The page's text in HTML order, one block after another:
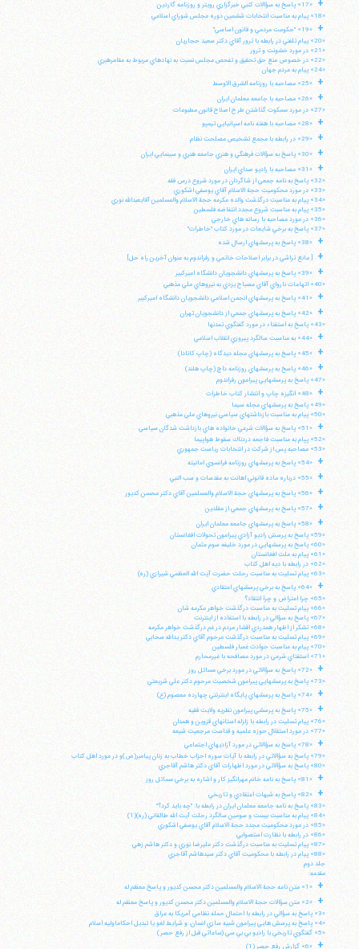
+
«17» پاسخ به سؤالات كتبي خبرگزاري رويتر و روزنامه گاردين
«18» پيام به مناسبت انتخابات ششمين دوره مجلس شوراي اسلامي
+
«19» "حكومت مردمي و قانون اساسي"
«20» پيام تلفني در رابطه با ترور آقاي دكتر سعيد حجاريان
«21» در مورد خشونت و ترور
«22» در خصوص منع حق تحقيق و تفحص مجلس نسبت به نهادهاي مربوط به مقامرهبري
«24» پيام به مردم جهان
+ «25» مصاحبه با روزنامه الشرق الاوسط
+
«26» مصاحبه با جامعه معلمان ايران
«27» در مورد مسكوت گذاشتن طرح اصلاح قانون مطبوعات
+ «28» مصاحبه با هفته نامه اسپانيايي تيمپو
+ «29» در رابطه با مجمع تشخيص مصلحت نظام
+ «30» پاسخ به سؤالات فرهنگي و هنري جامعه هنري و سينمايي ايران
+
«31» مصاحبه با راديو صداي ايران
«32» پاسخ به نامه جمعي از شاگردان در مورد شروع درس فقه
«33» در مورد محكوميت حجة الاسلام آقاي يوسفي اشكوري
«34» پيام به مناسبت درگذشت والده مكرمه حجة الاسلام والمسلمين آقايعبدالله نوري
«35» پيام به مناسبت شروع مجدد انتفاضه فلسطين
«36» در مورد مصاحبه با رسانه هاي خارجي
«37» پاسخ به برخي شايعات در مورد كتاب "خاطرات"
+ «38» پاسخ به پرسشهاي ارسال شده
+ [ مانع تراشي در برابر اصلاحات خاتمي و رفراندوم به عنوان آخرين راه حل]
+
«39» پاسخ به پرسشهاي دانشجويان دانشگاه اميركبير
«40» اتهامات نارواي آقاي مصباح يزدي به نيروهاي ملي مذهبي
+ «41» پاسخ به پرسشهاي انجمن اسلامي دانشجويان دانشگاه اميركبير
+
«42» پاسخ به پرسشهاي جمعي از دانشجويان تهران
«43» پاسخ به استفتاء در مورد گفتگوي تمدنها
+ «44» به مناسبت سالگرد پيروزي انقلاب اسلامي
+ «45» پاسخ به پرسشهاي مجله ديدگاه (چاپ كانادا)
+
«46» پاسخ به پرسشهاي روزنامه داچ (چاپ هلند)
«47» پاسخ به پرسشهايي پيرامون رفراندوم
+
«48» انگيزه چاپ و انتشار كتاب خاطرات
«49» پاسخ به پرسشهاي مجله سيما
«50» پيام به مناسبت بازداشتهاي سياسي نيروهاي ملي مذهبي
+
«51» پاسخ به سؤالات شرعي خانواده هاي بازداشت شدگان سياسي
«52» پپام به مناسبت فاجعه دردناك سقوط هواپيما
«53» مصاحبه پس از شركت در انتخابات رياست جمهوري
+ «54» پاسخ به پرسشهاي روزنامه فرانسوي امانيته
+ «55» درباره ماده قانوني اهانت به مقدسات و سب النبي
+ «56» پاسخ به پرسشهاي حجة الاسلام والمسلمين آقاي دكتر محسن كديور
+ «57» پاسخ به پرسشهاي جمعي از مقلدين
+
«58» پاسخ به پرسشهاي جامعه معلمان ايران
«59» پاسخ به پرسش راديو آزادي پيرامون تحولات افغانستان
«60» پاسخ به پرسشهايي در مورد خليفه سوم عثمان
«61» پيام به ملت افغانستان
«62» در رابطه با ديه اهل كتاب
«63» پيام تسليت به مناسبت رحلت حضرت آيت الله العظمي شيرازي (ره)
+
«64» پاسخ به برخي پرسشهاي اعتقادي
«65» چرا اعتراض و چرا انتقاد؟
«66» پيام تسليت به مناسبت درگذشت خواهر مكرمه شان
«67» پاسخ به سؤالي در رابطه با استفاده از اينترنت
«68» تشكر از اظهار همدردي اقشار مردم در غم درگذشت خواهر مكرمه
«69» پيام تسليت به مناسبت درگذشت مرحوم آقاي دكتر يدالله سحابي
«70» پيام به مناسبت حوادث غمبار فلسطين
«71» استفتاي شرعي در مورد مصافحه با غيرمحارم
+
«72» پاسخ به سؤالاتي در مورد برخي مسائل روز
«73» پاسخ به پرسشهايي پيرامون شخصيت مرحوم دكتر علي شريعتي
+ «74» پاسخ به پرسشهاي پايگاه اينترنتي چهارده معصوم (ع)
+
«75» پاسخ به پرسشي پيرامون نظريه ولايت فقيه
«76» پيام تسليت در رابطه با زلزله استانهاي قزوين و همدان
«77» در مورد استقلال حوزه علميه و قداست مرجعيت شيعه
+
«78» پاسخ به سؤالاتي در مورد آزاديهاي اجتماعي
«79» پاسخ به سؤالاتي در رابطه با آيات سوره احزاب خطاب به زنان پيامبر(ص)و در مورد اهل كتاب
«80» پاسخ به سؤالاتي در مورد اظهارات آقاي دكتر هاشم آقاجري
+ «81» پاسخ به نامه خانم مهرانگيز كار و اشاره به برخي مسائل روز
+
«82» پاسخ به شبهات اعتقادي و تاريخي
«83» پاسخ به نامه جامعه معلمان ايران در رابطه با: "چه بايد كرد؟"
«84» پيام به مناسبت بيست و سومين سالگرد رحلت آيت الله طالقاني (ره)(1)
«85» در مورد محكوميت مجدد حجة الاسلام آقاي يوسفي اشكوري
«86» در رابطه با نظارت استصوابي
«87» پيام تسليت به مناسبت درگذشت دكتر عليرضا نوري و دكتر هاشم زهي
«88» پيام در رابطه با محكوميت آقاي دكتر سيدهاشم آقاجري
جلد دوم
مقدمه:
+ «1» متن نامه حجة الاسلام والمسلمين دكتر محسن كديور و پاسخ معظم له
+
«2» متن سؤالات حجة الاسلام والمسلمين دكتر محسن كديور و پاسخ معظم له
«3» پاسخ به سؤالي در رابطه با احتمال حمله نظامي آمريكا به عراق
«4» پاسخ به پرسش هايي پيرامون شبيه سازي انسان، و شرايط لغو يا تبديل احكاماوليه اسلام
«5» گفتگوي تاريخي با راديو بي بي سي (ساعاتي قبل از رفع حصر)
+ «6» گزارش رفع حصر (1)